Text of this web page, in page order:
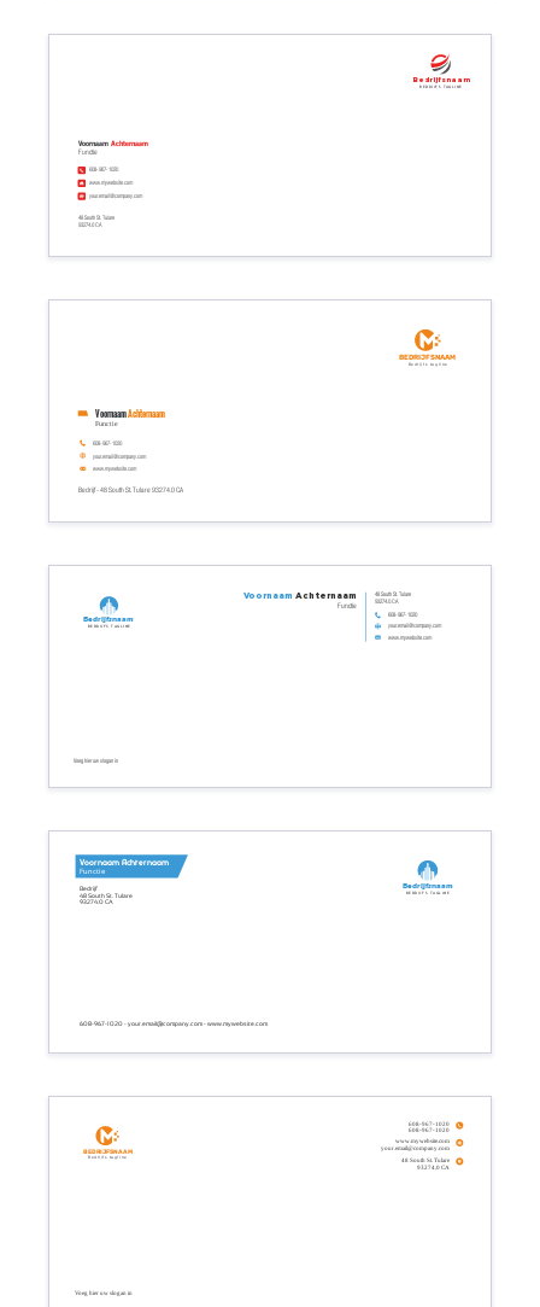
48 South St. Tulare
93274.0 CA
www.mywebsite.com
608-967-1020
your.email@company.com
Functie
Voornaam Achternaam
Bedrijfsnaam
Bedrijfs tagline
Bedrijf - 48 South St. Tulare 93274.0 CA
your.email@company.com
www.mywebsite.com
608-967-1020
Functie
VoornaamAchternaam
Bedrijfsnaam
Bedrijfs tagline
Voeg hier uw slogan in
www.mywebsite.com
608-967-1020
your.email@company.com
Voornaam Achternaam
Functie
48 South St. Tulare
93274.0 CA
Bedrijfsnaam
Bedrijfs tagline
608-967-1020 - your.email@company.com - www.mywebsite.com
Bedrijf
48 South St. Tulare
93274.0 CA
Voornaam Achternaam
Functie
Bedrijfsnaam
Bedrijfs tagline
Voeg hier uw slogan in
48 South St. Tulare
93274.0 CA
www.mywebsite.com
your.email@company.com
608-967-1020
608-967-1020
Bedrijfsnaam
Bedrijfs tagline